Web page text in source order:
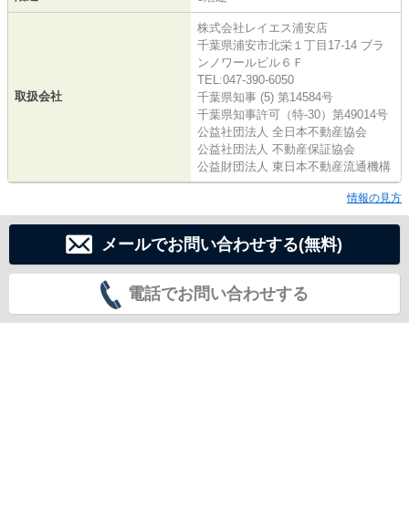
取扱会社
株式会社レイエス浦安店
千葉県浦安市北栄１丁目17-14 ブラ
ンノワールビル６Ｆ
TEL:047-390-6050
千葉県知事 (5) 第14584号
千葉県知事許可（特-30）第49014号
公益社団法人 全日本不動産協会
公益社団法人 不動産保証協会
公益財団法人 東日本不動産流通機構
情報の見方
メールでお問い合わせする(無料)
電話でお問い合わせする